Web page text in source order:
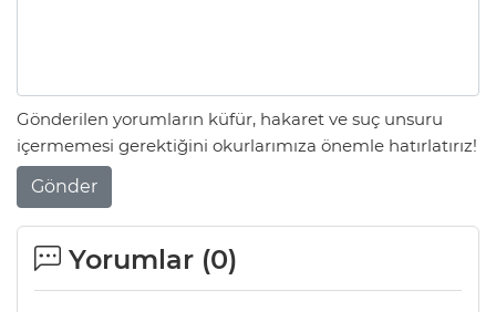
Gönderilen yorumların küfür, hakaret ve suç unsuru
içermemesi gerektiğini okurlarımıza önemle hatırlatırız!
Gönder
Yorumlar (0)